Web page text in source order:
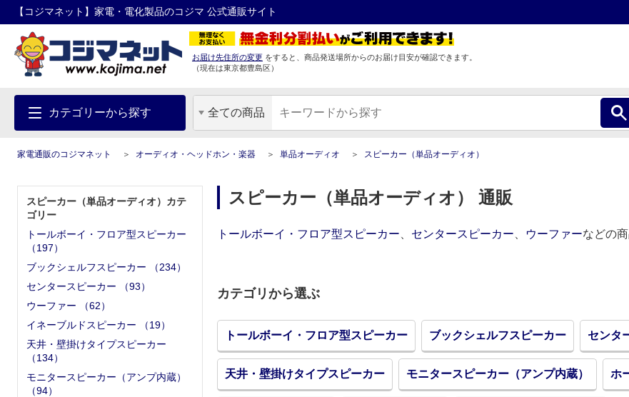
【コジマネット】家電・電化製品のコジマ 公式通販サイト
お届け先住所の変更 をすると、商品発送場所からのお届け目安が確認できます。
（現在は東京都豊島区）
カテゴリーから探す 全ての商品
家電通販のコジマネット オーディオ・ヘッドホン・楽器 単品オーディオ スピーカー（単品オーディオ）
スピーカー（単品オーディオ）カテ
ゴリー
トールボーイ・フロア型スピーカー
（197）
ブックシェルフスピーカー
（234）
センタースピーカー
（93）
ウーファー
（62）
イネーブルドスピーカー
（19）
天井・壁掛けタイプスピーカー
（134）
モニタースピーカー（アンプ内蔵）
（94）
スピーカー（単品オーディオ） 通販
トールボーイ・フロア型スピーカー センタースピーカー ウーファーなどの
カテゴリから選ぶ
トールボーイ・フロア型スピーカー ブックシェルフスピーカー センタ
天井・壁掛けタイプスピーカー モニタースピーカー（アンプ内蔵） ホ